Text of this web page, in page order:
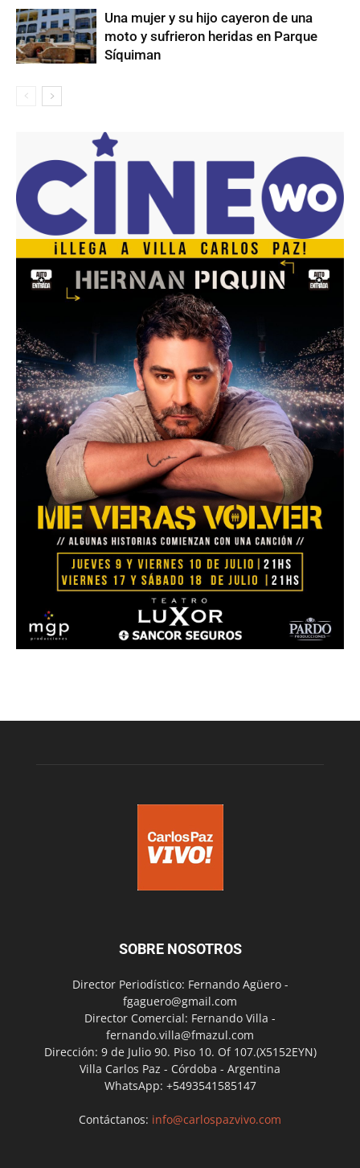
Una mujer y su hijo cayeron de una
moto y sufrieron heridas en Parque
Síquiman
SOBRE NOSOTROS
Director Periodístico: Fernando Agüero -
fgaguero@gmail.com
Director Comercial: Fernando Villa -
fernando.villa@fmazul.com
Dirección: 9 de Julio 90. Piso 10. Of 107.(X5152EYN)
Villa Carlos Paz - Córdoba - Argentina
WhatsApp: +5493541585147
Contáctanos: info@carlospazvivo.com